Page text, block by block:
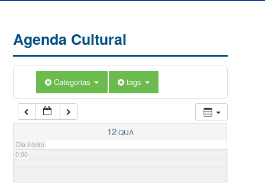
Agenda Cultural
Categorias tags
12QUA
Dia inteiro
0:00